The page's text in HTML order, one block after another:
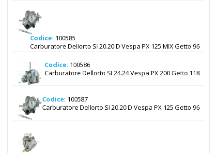
Codice: 100585
Carburatore Dellorto SI 20.20 D Vespa PX 125 MIX Getto 96
Codice: 100586
Carburatore Dellorto SI 24.24 Vespa PX 200 Getto 118
Codice: 100587
Carburatore Dellorto SI 20.20 D Vespa PX 125 Getto 96